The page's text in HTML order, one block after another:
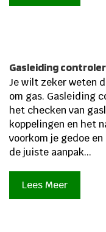
Gasleiding
Je wilt zeker weten
om gas. Gasleiding
het checken van
koppelingen en het
voorkom je gedoe
de juiste aanpak...
Lees Meer